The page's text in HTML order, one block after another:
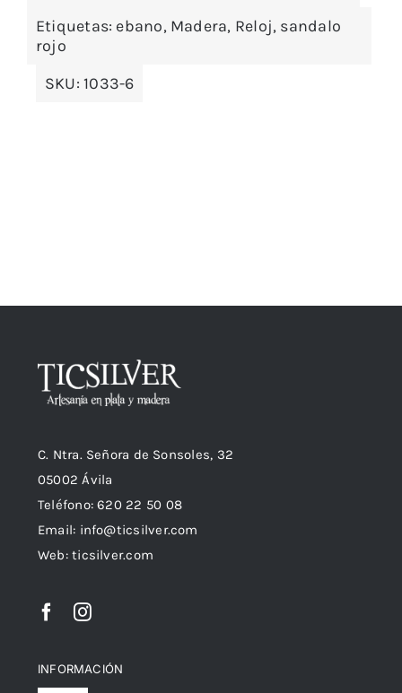
Etiquetas: ebano, Madera, Reloj, sandalo
rojo
SKU:1033-6
C. Ntra. Señora de Sonsoles, 32
05002 Ávila
Teléfono: 620 22 50 08
Email: info@ticsilver.com
Web: ticsilver.com
INFORMACIÓN